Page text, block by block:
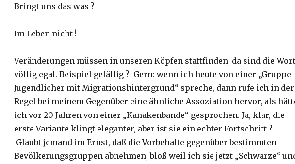
Bringt uns das was ?
Im Leben nicht !
Veränderungen müssen in unseren Köpfen stattfinden, da sind die
völlig egal. Beispiel gefällig ? Gern: wenn ich heute von einer „Gruppe
Jugendlicher mit Migrationshintergrund“ spreche, dann rufe ich in der
Regel bei meinem Gegenüber eine ähnliche Assoziation hervor, als
ich vor 20 Jahren von einer „Kanakenbande“ gesprochen. Ja, klar, die
erste Variante klingt eleganter, aber ist sie ein echter Fortschritt ?
Glaubt jemand im Ernst, daß die Vorbehalte gegenüber bestimmten
Bevölkerungsgruppen abnehmen, bloß weil ich sie jetzt „Schwarze“